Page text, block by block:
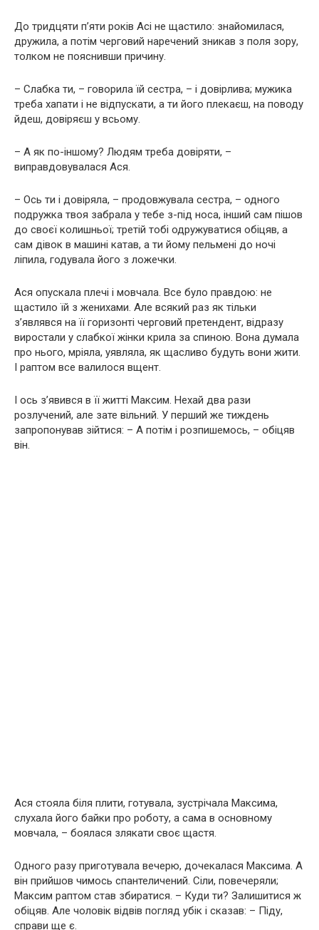
До тридцяти п’яти років Асі не щастило: знайомилася,
дружила, а потім черговий наречений зникав з поля зору,
толком не пояснивши причину.
– Слабка ти, – говорила їй сестра, – і довірлива; мужика
треба хапати і не відпускати, а ти його плекаєш, на поводу
йдеш, довіряєш у всьому.
– А як по-іншому? Людям треба довіряти, –
виправдовувалася Ася.
– Ось ти і довіряла, – продовжувала сестра, – одного
подружка твоя забрала у тебе з-під носа, інший сам пішов
до своєї колишньої; третій тобі одружуватися обіцяв, а
сам дівок в машині катав, а ти йому пельмені до ночі
ліпила, годувала його з ложечки.
Ася опускала плечі і мовчала. Все було правдою: не
щастило їй з женихами. Але всякий раз як тільки
з’являвся на її горизонті черговий претендент, відразу
виростали у слабкої жінки крила за спиною. Вона думала
про нього, мріяла, уявляла, як щасливо будуть вони жити.
І раптом все валилося вщент.
І ось з’явився в її житті Максим. Нехай два рази
розлучений, але зате вільний. У перший же тиждень
запропонував зійтися: – А потім і розпишемось, – обіцяв
він.
Ася стояла біля плити, готувала, зустрічала Максима,
слухала його байки про роботу, а сама в основному
мовчала, – боялася злякати своє щастя.
Одного разу приготувала вечерю, дочекалася Максима. А
він прийшов чимось спантеличений. Сіли, повечеряли;
Максим раптом став збиратися. – Куди ти? Залишитися ж
обіцяв. Але чоловік відвів погляд убік і сказав: – Піду,
справи ще є.